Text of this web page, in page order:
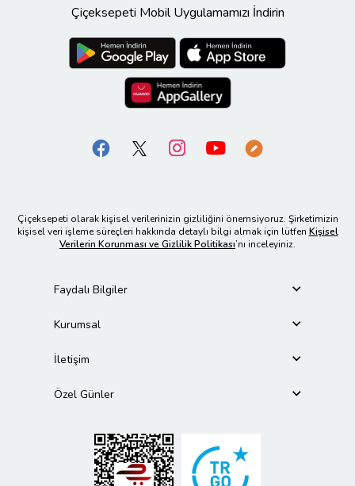
Çiçeksepeti Mobil Uygulamamızı İndirin
Çiçeksepeti olarak kişisel verilerinizin gizliliğini önemsiyoruz. Şirketimizin
kişisel veri işleme süreçleri hakkında detaylı bilgi almak için lütfen Kişisel
Verilerin Korunması ve Gizlilik Politikası’nı inceleyiniz.
Faydalı Bilgiler
Kurumsal
İletişim
Özel Günler